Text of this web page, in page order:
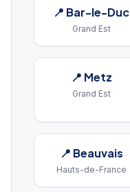
📍 Bar-le-Duc
Grand Est
📍 Metz
Grand Est
📍 Beauvais
Hauts-de-France